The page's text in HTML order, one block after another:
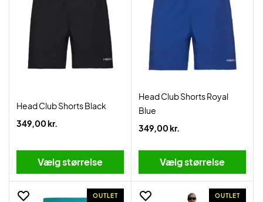
Head Club Shorts Black
349,00 kr.
Vælg størrelse
Head Club Shorts Royal
Blue
349,00 kr.
Vælg størrelse
OUTLET OUTLET